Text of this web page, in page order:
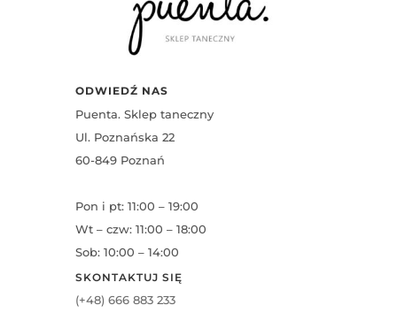
ODWIEDŹ NAS
Puenta. Sklep taneczny
Ul. Poznańska 22
60-849 Poznań
Pon i pt: 11:00 – 19:00
Wt – czw: 11:00 – 18:00
Sob: 10:00 – 14:00
SKONTAKTUJ SIĘ
(+48) 666 883 233